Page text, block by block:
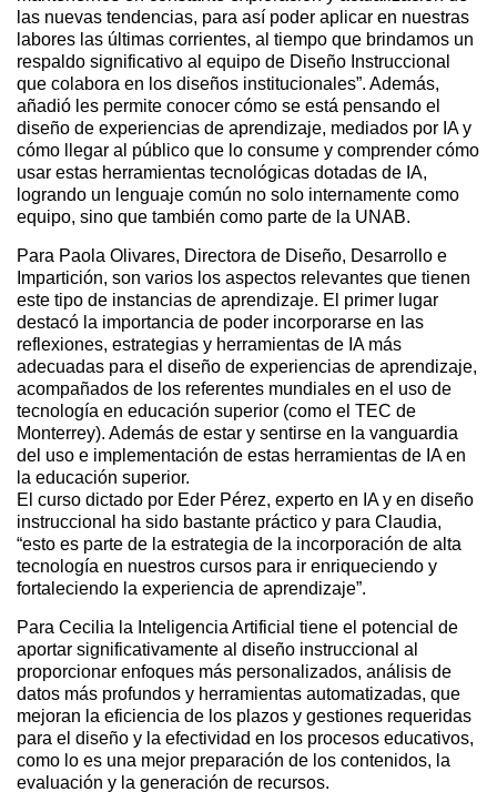
las nuevas tendencias, para así poder aplicar en nuestras
labores las últimas corrientes, al tiempo que brindamos un
respaldo significativo al equipo de Diseño Instruccional
que colabora en los diseños institucionales”. Además,
añadió les permite conocer cómo se está pensando el
diseño de experiencias de aprendizaje, mediados por IA y
cómo llegar al público que lo consume y comprender cómo
usar estas herramientas tecnológicas dotadas de IA,
logrando un lenguaje común no solo internamente como
equipo, sino que también como parte de la UNAB.
Para Paola Olivares, Directora de Diseño, Desarrollo e
Impartición, son varios los aspectos relevantes que tienen
este tipo de instancias de aprendizaje. El primer lugar
destacó la importancia de poder incorporarse en las
reflexiones, estrategias y herramientas de IA más
adecuadas para el diseño de experiencias de aprendizaje,
acompañados de los referentes mundiales en el uso de
tecnología en educación superior (como el TEC de
Monterrey). Además de estar y sentirse en la vanguardia
del uso e implementación de estas herramientas de IA en
la educación superior.
El curso dictado por Eder Pérez, experto en IA y en diseño
instruccional ha sido bastante práctico y para Claudia,
“esto es parte de la estrategia de la incorporación de alta
tecnología en nuestros cursos para ir enriqueciendo y
fortaleciendo la experiencia de aprendizaje”.
Para Cecilia la Inteligencia Artificial tiene el potencial de
aportar significativamente al diseño instruccional al
proporcionar enfoques más personalizados, análisis de
datos más profundos y herramientas automatizadas, que
mejoran la eficiencia de los plazos y gestiones requeridas
para el diseño y la efectividad en los procesos educativos,
como lo es una mejor preparación de los contenidos, la
evaluación y la generación de recursos.